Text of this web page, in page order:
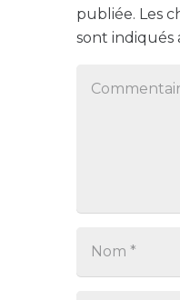
publiée. Les
sont indiqués